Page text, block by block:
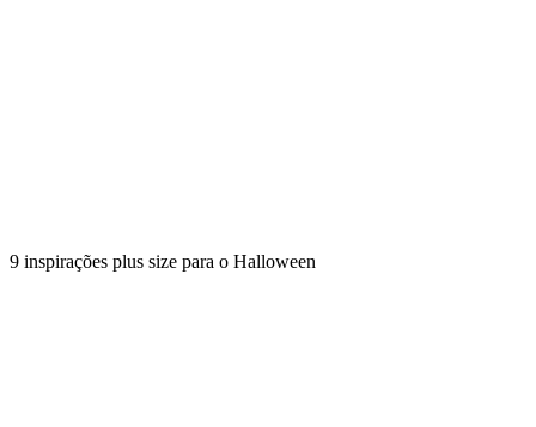
9 inspirações plus size para o Halloween